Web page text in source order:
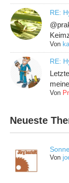
RE:
@praktiker Bin
Von
RE:
Von
Neueste
Von